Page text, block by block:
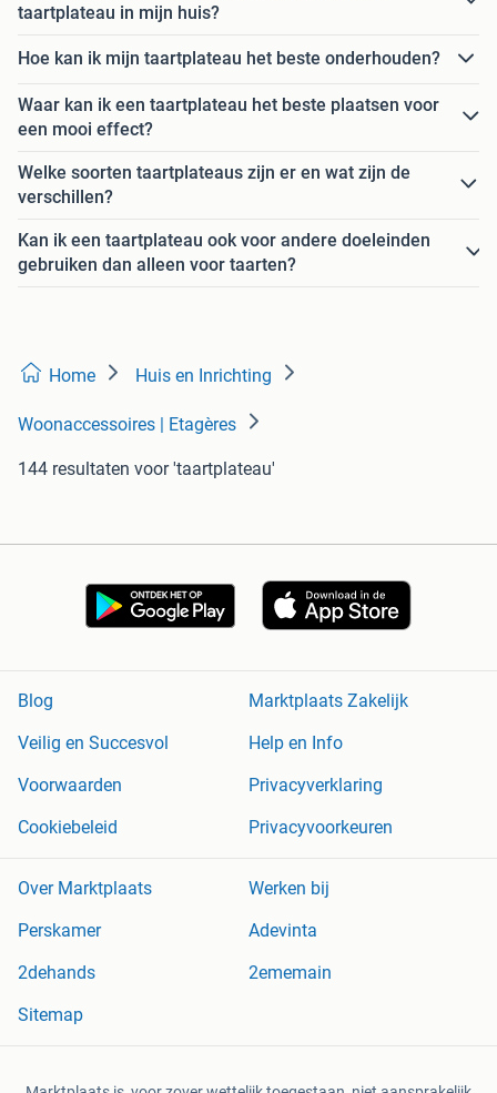
taartplateau in mijn huis?
Hoe kan ik mijn taartplateau het beste onderhouden?
Waar kan ik een taartplateau het beste plaatsen voor
een mooi effect?
Welke soorten taartplateaus zijn er en wat zijn de
verschillen?
Kan ik een taartplateau ook voor andere doeleinden
gebruiken dan alleen voor taarten?
Home Huis en Inrichting
Woonaccessoires | Etagères
144 resultaten voor 'taartplateau'
Blog
Marktplaats Zakelijk
Veilig en Succesvol
Help en Info
Voorwaarden
Privacyverklaring
Cookiebeleid
Privacyvoorkeuren
Over Marktplaats
Werken bij
Perskamer
Adevinta
2dehands
2ememain
Sitemap